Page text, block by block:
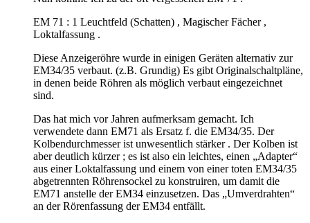
EM 71 : 1 Leuchtfeld (Schatten) , Magischer Fächer ,
Loktalfassung .
Diese Anzeigeröhre wurde in einigen Geräten alternativ zur
EM34/35 verbaut. (z.B. Grundig) Es gibt Originalschaltpläne,
in denen beide Röhren als möglich verbaut eingezeichnet
sind.
Das hat mich vor Jahren aufmerksam gemacht. Ich
verwendete dann EM71 als Ersatz f. die EM34/35. Der
Kolbendurchmesser ist unwesentlich stärker . Der Kolben ist
aber deutlich kürzer ; es ist also ein leichtes, einen „Adapter“
aus einer Loktalfassung und einem von einer toten EM34/35
abgetrennten Röhrensockel zu konstruiren, um damit die
EM71 anstelle der EM34 einzusetzen. Das „Umverdrahten“
an der Rörenfassung der EM34 entfällt.